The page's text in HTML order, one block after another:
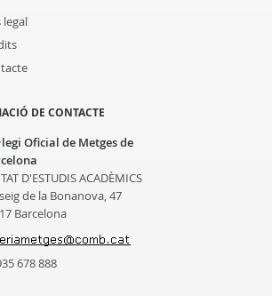
legal
DE CONTACTE
Oficial de Metges de
D'ESTUDIS ACADÈMICS
de la Bonanova, 47
Barcelona
678 888